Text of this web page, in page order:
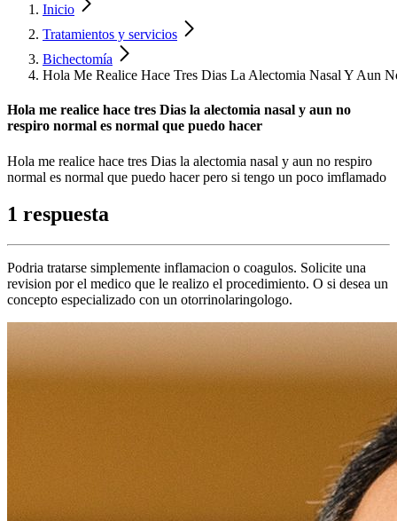
Inicio
Tratamientos y servicios
Bichectomía
Hola Me Realice Hace Tres Dias La Alectomia Nasal Y Aun
Hola me realice hace tres Dias la alectomia nasal y aun no
respiro normal es normal que puedo hacer
Hola me realice hace tres Dias la alectomia nasal y aun no respiro
normal es normal que puedo hacer pero si tengo un poco imflamado
1 respuesta
Podria tratarse simplemente inflamacion o coagulos. Solicite una
revision por el medico que le realizo el procedimiento. O si desea un
concepto especializado con un otorrinolaringologo.